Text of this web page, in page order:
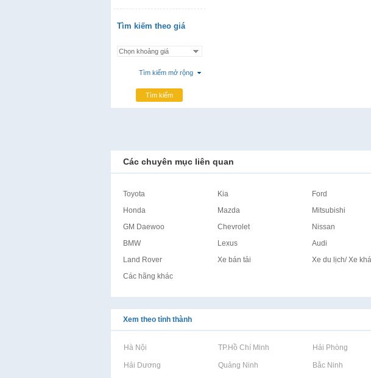
Tìm kiếm theo giá
Tìm kiếm mở rộng
Tìm kiếm
Các chuyên mục liên quan
Toyota Kia Ford
Honda
Mazda Mitsubishi
GM Daewoo
Chevrolet Nissan
BMW
Lexus Audi
Land Rover
Xe bán tải Xe du lịch/ Xe
Các hãng khác
Xem theo tỉnh thành
Rao vặt tại Hà Nội Rao vặt tại TP.Hồ Chí Minh Rao vặt tại Hải Phòng
Rao vặt tại Hải Dương Rao vặt tại Quảng Ninh Rao vặt tại Bắc Ninh